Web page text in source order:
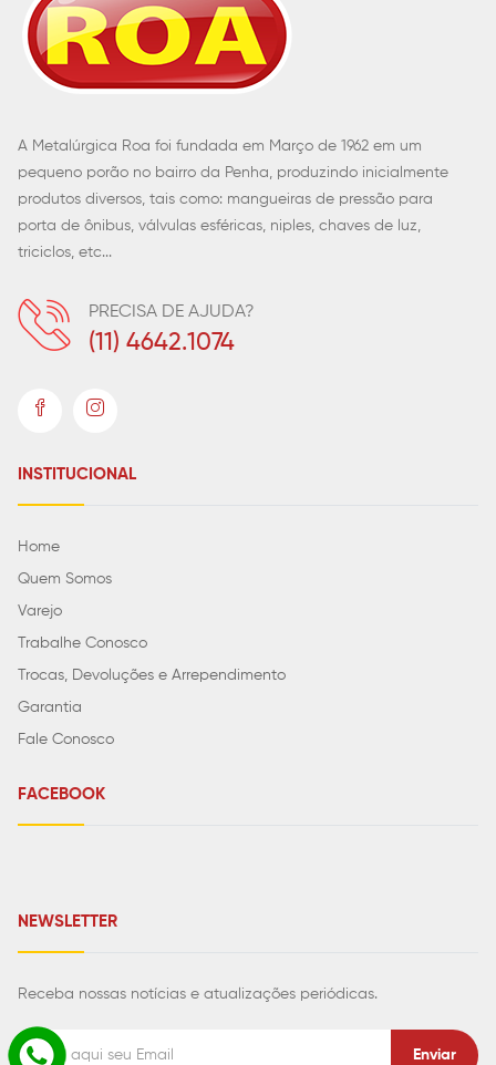
A Metalúrgica Roa foi fundada em Março de 1962 em um
pequeno porão no bairro da Penha, produzindo inicialmente
produtos diversos, tais como: mangueiras de pressão para
porta de ônibus, válvulas esféricas, niples, chaves de luz,
triciclos, etc...
PRECISA DE AJUDA?
(11) 4642.1074
INSTITUCIONAL
Home
Quem Somos
Varejo
Trabalhe Conosco
Trocas, Devoluções e Arrependimento
Garantia
Fale Conosco
FACEBOOK
NEWSLETTER
Receba nossas notícias e atualizações periódicas.
Enviar